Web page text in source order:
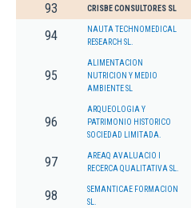
93 CRISBE CONSULTORES SL
94
NAUTA TECHNOMEDICAL
RESEARCH SL.
95
ALIMENTACION
NUTRICION Y MEDIO
AMBIENTE SL
96
ARQUEOLOGIA Y
PATRIMONIO HISTORICO
SOCIEDAD LIMITADA.
97
AREAQ AVALUACIO I
RECERCA QUALITATIVA SL.
98
SEMANTICAE FORMACION
SL.